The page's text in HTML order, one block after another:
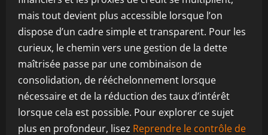
mais tout devient plus accessible lorsque l’on
dispose d’un cadre simple et transparent. Pour les
curieux, le chemin vers une gestion de la dette
maîtrisée passe par une combinaison de
consolidation, de rééchelonnement lorsque
nécessaire et de la réduction des taux d’intérêt
lorsque cela est possible. Pour explorer ce sujet
plus en profondeur, lisez Reprendre le contrôle de